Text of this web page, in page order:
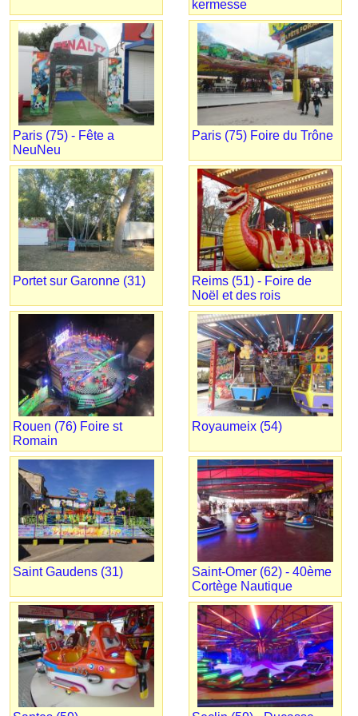
kermesse
Paris (75) - Fête a
NeuNeu
Paris (75) Foire du Trône
Portet sur Garonne (31)
Reims (51) - Foire de
Noël et des rois
Rouen (76) Foire st
Romain
Royaumeix (54)
Saint Gaudens (31)
Saint-Omer (62) - 40ème
Cortège Nautique